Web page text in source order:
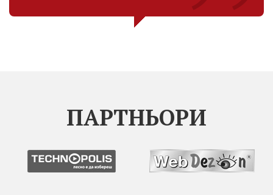
ПАРТНЬОРИ